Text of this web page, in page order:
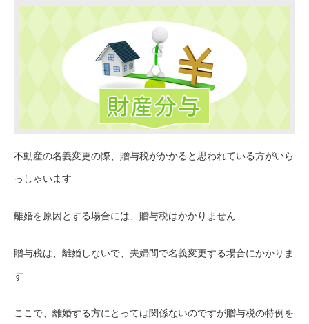
不動産の名義変更の際、贈与税がかかると思われている方がいら
っしゃいます
離婚を原因とする場合には、贈与税はかかりません
贈与税は、離婚しないで、夫婦間で名義変更する場合にかかりま
す
ここで、離婚する方にとっては関係ないのですが贈与税の特例を